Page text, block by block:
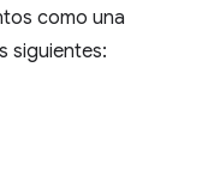
como una
siguientes: